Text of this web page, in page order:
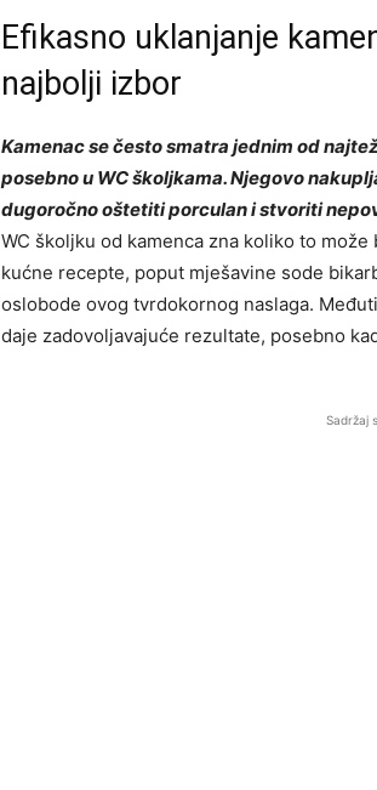
Efikasno uklanjanje
najbolji izbor
Kamenac se često smatra jednim od
posebno u WC školjkama. Njegovo
dugoročno oštetiti porculan i stvoriti
WC školjku od kamenca zna koliko to
kućne recepte, poput mješavine sode
oslobode ovog tvrdokornog naslaga.
daje zadovoljavajuće rezultate, posebno
Sadržaj